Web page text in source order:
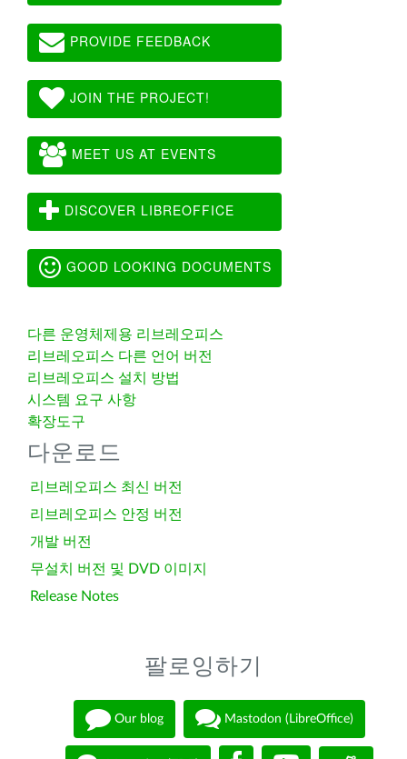
PROVIDE FEEDBACK
JOIN THE PROJECT!
MEET US AT EVENTS
DISCOVER LIBREOFFICE
GOOD LOOKING DOCUMENTS
다른 운영체제용 리브레오피스
리브레오피스 다른 언어 버전
리브레오피스 설치 방법
시스템 요구 사항
확장도구
다운로드
리브레오피스 최신 버전
리브레오피스 안정 버전
개발 버전
무설치 버전 및 DVD 이미지
Release Notes
팔로잉하기
Our blog Mastodon (LibreOffice)